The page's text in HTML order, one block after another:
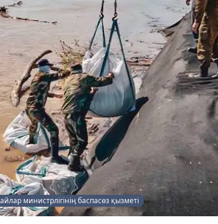
министрлігінің баспасөз қызметі